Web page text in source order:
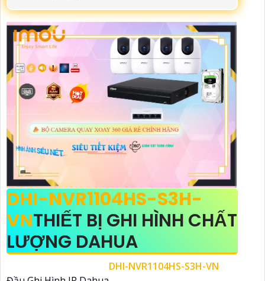
DHI-NVR1104HS-S3H-
VNTHIẾT BỊ GHI HÌNH CHẤT
LƯỢNG DAHUA
DHI-NVR1104HS-S3H-VN